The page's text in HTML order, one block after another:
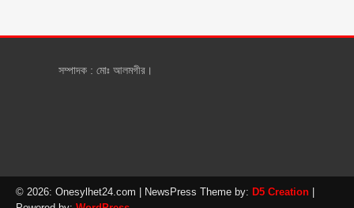
সম্পাদক : মোঃ আলমগীর।
© 2026: Onesylhet24.com | NewsPress Theme by: D5 Creation